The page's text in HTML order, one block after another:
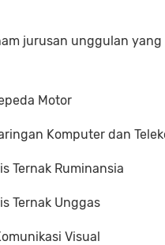
jurusan unggulan
Motor
Komputer dan
Ternak Ruminansia
Ternak Unggas
Visual